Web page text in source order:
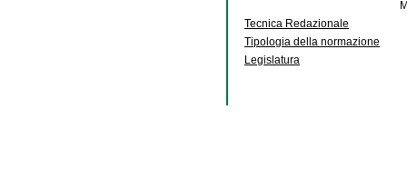
Tecnica Redazionale
Tipologia della normazione
Legislatura